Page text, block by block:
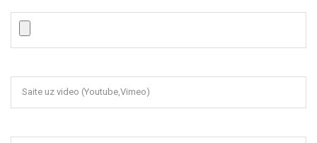
Saite uz video (Youtube,Vimeo)